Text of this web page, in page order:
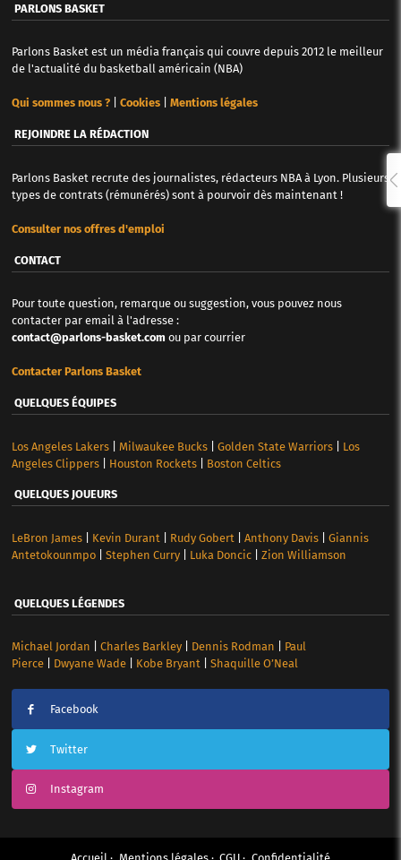
PARLONS BASKET
Parlons Basket est un média français qui couvre depuis 2012 le meilleur
de l'actualité du basketball américain (NBA)
Qui sommes nous ?| Cookies| Mentions légales
REJOINDRE LA RÉDACTION
Parlons Basket recrute des journalistes, rédacteurs NBA à Lyon. Plusieurs
types de contrats (rémunérés) sont à pourvoir dès maintenant !
Consulter nos offres d'emploi
CONTACT
Pour toute question, remarque ou suggestion, vous pouvez nous
contacter par email à l'adresse :
contact@parlons-basket.com ou par courrier
Contacter Parlons Basket
QUELQUES ÉQUIPES
Los Angeles Lakers| Milwaukee Bucks| Golden State Warriors| Los
Angeles Clippers| Houston Rockets| Boston Celtics
QUELQUES JOUEURS
LeBron James| Kevin Durant Rudy Gobert Anthony Davis| Giannis
Antetokounmpo| Stephen Curry| Luka Doncic| Zion Williamson
QUELQUES LÉGENDES
Michael Jordan Charles Barkley| Dennis Rodman
Paul
Pierce| Dwyane Wade| Kobe Bryant| Shaquille O’Neal
Facebook
Twitter
Instagram